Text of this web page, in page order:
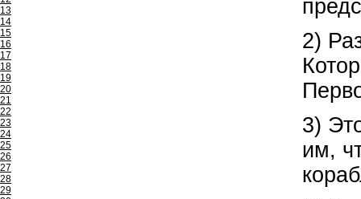
13
14
15
16
17
18
19
20
21
22
23
24
25
26
27
28
29
2)
3)
им,